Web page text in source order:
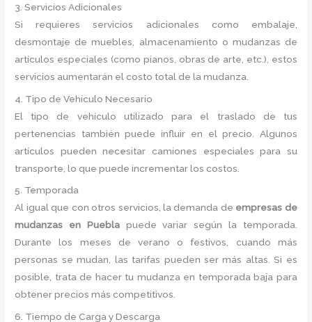
3. Servicios Adicionales
Si requieres servicios adicionales como embalaje,
desmontaje de muebles, almacenamiento o mudanzas de
artículos especiales (como pianos, obras de arte, etc.), estos
servicios aumentarán el costo total de la mudanza.
4. Tipo de Vehículo Necesario
El tipo de vehículo utilizado para el traslado de tus
pertenencias también puede influir en el precio. Algunos
artículos pueden necesitar camiones especiales para su
transporte, lo que puede incrementar los costos.
5. Temporada
Al igual que con otros servicios, la demanda de empresas de
mudanzas en Pueblapuede variar según la temporada.
Durante los meses de verano o festivos, cuando más
personas se mudan, las tarifas pueden ser más altas. Si es
posible, trata de hacer tu mudanza en temporada baja para
obtener precios más competitivos.
6. Tiempo de Carga y Descarga